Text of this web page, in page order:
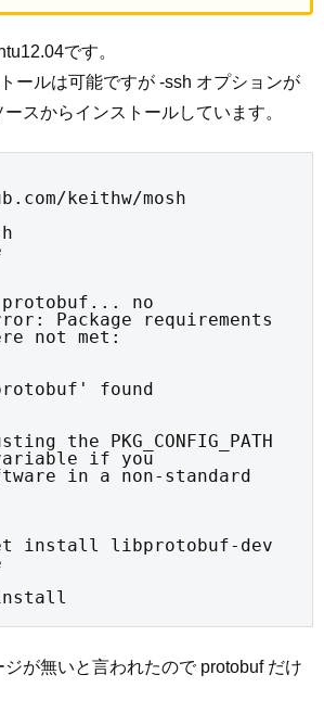
です。
ールは可能ですが -ssh オプションが
スからインストールしています。
keithw/mosh
no
Package requirements
not met:
found
the PKG_CONFIG_PATH
if you
in a non-standard
install libprotobuf-dev
が無いと言われたので protobuf だけ